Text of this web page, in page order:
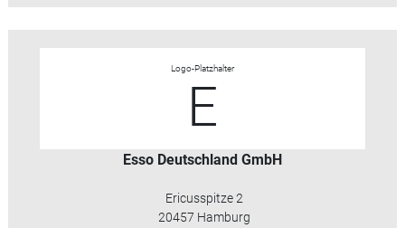
Logo-Platzhalter
E
Esso Deutschland GmbH
Ericusspitze 2
20457 Hamburg